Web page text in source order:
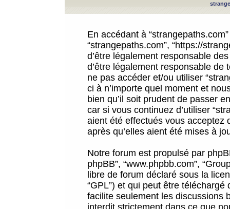
En accédant à
“strangepaths.com”, “https://
d’être légalement responsable
d’être légalement responsable
ne pas accéder et/ou utiliser
ci à n’importe quel moment et
bien qu’il soit prudent de passer
car si vous continuez d’utiliser
aient été effectués vous acceptez
après qu’elles aient été mises à
Notre forum est propulsé par
phpBB”, “www.phpbb.com”,
libre de forum déclaré sous la
“GPL”) et qui peut être téléchargé
facilite seulement les discussions
interdit strictement dans ce que